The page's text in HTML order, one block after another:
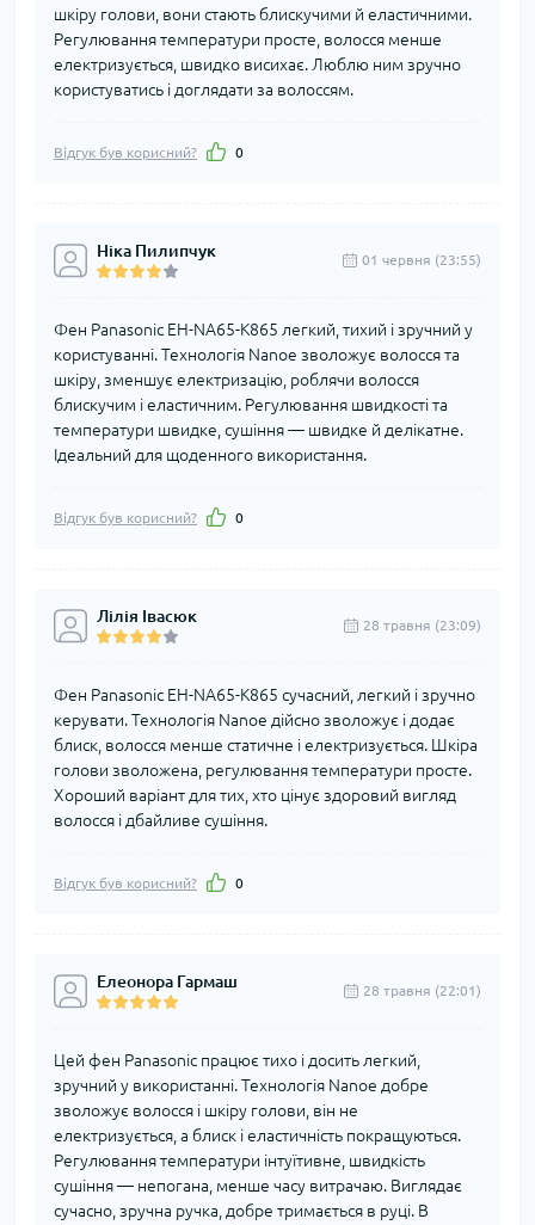
шкіру голови, вони стають блискучими й еластичними.
Регулювання температури просте, волосся менше
електризується, швидко висихає. Люблю ним зручно
користуватись і доглядати за волоссям.
Відгук був корисний? 0
Ніка Пилипчук 01 червня (23:55)
Фен Panasonic EH-NA65-K865 легкий, тихий і зручний у
користуванні. Технологія Nanoe зволожує волосся та
шкіру, зменшує електризацію, роблячи волосся
блискучим і еластичним. Регулювання швидкості та
температури швидке, сушіння — швидке й делікатне.
Ідеальний для щоденного використання.
Відгук був корисний? 0
Лілія Івасюк 28 травня (23:09)
Фен Panasonic EH-NA65-K865 сучасний, легкий і зручно
керувати. Технологія Nanoe дійсно зволожує і додає
блиск, волосся менше статичне і електризується. Шкіра
голови зволожена, регулювання температури просте.
Хороший варіант для тих, хто цінує здоровий вигляд
волосся і дбайливе сушіння.
Відгук був корисний? 0
Елеонора Гармаш 28 травня (22:01)
Цей фен Panasonic працює тихо і досить легкий,
зручний у використанні. Технологія Nanoe добре
зволожує волосся і шкіру голови, він не
електризується, а блиск і еластичність покращуються.
Регулювання температури інтуїтивне, швидкість
сушіння — непогана, менше часу витрачаю. Виглядає
сучасно, зручна ручка, добре тримається в руці. В